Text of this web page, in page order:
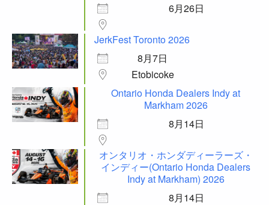
6月26日
JerkFest Toronto 2026
8月7日
Etobicoke
Ontario Honda Dealers Indy at
Markham 2026
8月14日
オンタリオ・ホンダディーラーズ・
インディー(Ontario Honda Dealers
Indy at Markham) 2026
8月14日